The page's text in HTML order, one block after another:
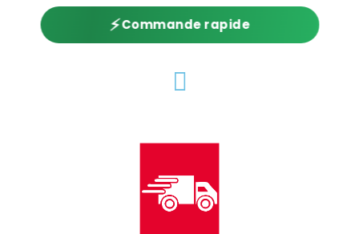
⚡Commande rapide